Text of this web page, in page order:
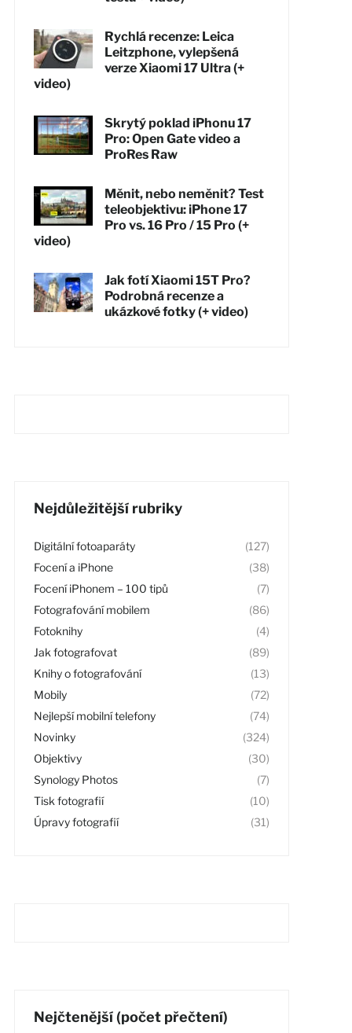
Rychlá recenze: Leica
Leitzphone, vylepšená
verze Xiaomi 17 Ultra (+
video)
Skrytý poklad iPhonu 17
Pro: Open Gate video a
ProRes Raw
Měnit, nebo neměnit? Test
teleobjektivu: iPhone 17
Pro vs. 16 Pro / 15 Pro (+
video)
Jak fotí Xiaomi 15T Pro?
Podrobná recenze a
ukázkové fotky (+ video)
Nejdůležitější rubriky
Digitální fotoaparáty
(127)
Focení a iPhone
(38)
Focení iPhonem – 100 tipů
(7)
Fotografování mobilem
(86)
Fotoknihy
(4)
Jak fotografovat
(89)
Knihy o fotografování
(13)
Mobily
(72)
Nejlepší mobilní telefony
(74)
Novinky
(324)
Objektivy
(30)
Synology Photos
(7)
Tisk fotografií
(10)
Úpravy fotografií
(31)
Nejčtenější (počet přečtení)